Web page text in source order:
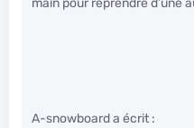
main pour reprendre d’une
A-snowboard a écrit :